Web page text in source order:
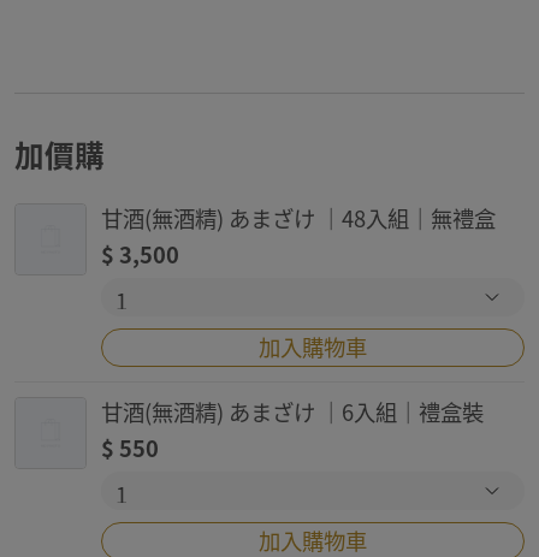
加價購
甘酒(無酒精) あまざけ ｜48入組｜無禮盒
$ 3,500
加入購物車
甘酒(無酒精) あまざけ ｜6入組｜禮盒裝
$ 550
加入購物車